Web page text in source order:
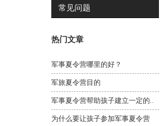
常见问题
热门文章
军事夏令营哪里的好？
军旅夏令营目的
军事夏令营帮助孩子建立一定的..
为什么要让孩子参加军事夏令营